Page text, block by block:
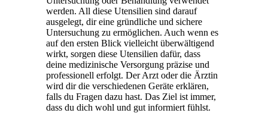
werden. All diese Utensilien sind darauf
ausgelegt, dir eine gründliche und sichere
Untersuchung zu ermöglichen. Auch wenn es
auf den ersten Blick vielleicht überwältigend
wirkt, sorgen diese Utensilien dafür, dass
deine medizinische Versorgung präzise und
professionell erfolgt. Der Arzt oder die Ärztin
wird dir die verschiedenen Geräte erklären,
falls du Fragen dazu hast. Das Ziel ist immer,
dass du dich wohl und gut informiert fühlst.